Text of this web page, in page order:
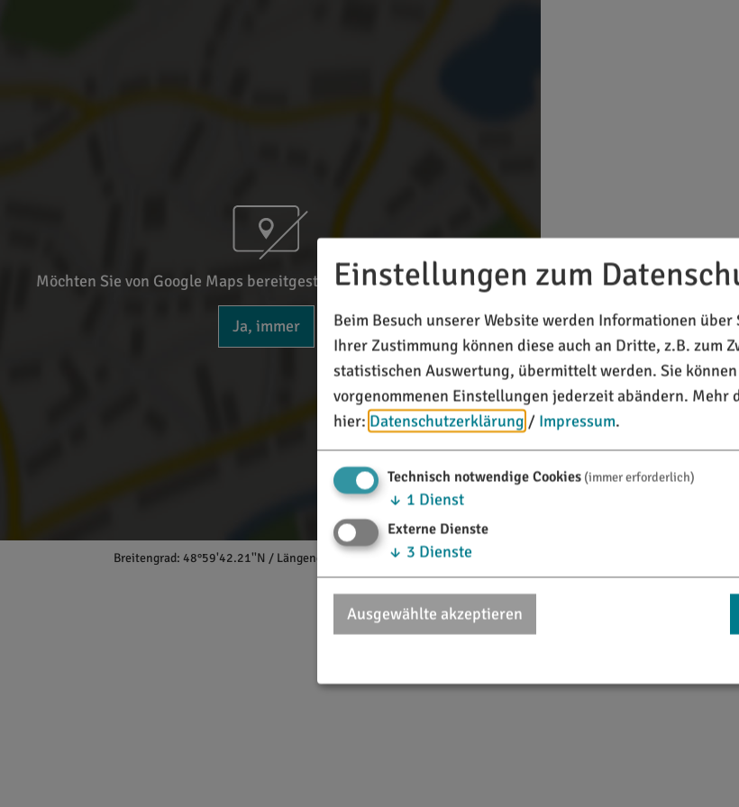
Möchten Sie von Google Maps bereitgestellte externe Inhalte laden?
Ja, immer
Breitengrad: 48°59'42.21''N / Längengrad: 11°12'35.74''E
Einstellungen zum
Beim Besuch unserer Website werden Informationen
Ihrer Zustimmung können diese auch an Dritte, z.B. zum
statistischen Auswertung, übermittelt werden. Sie
vorgenommenen Einstellungen jederzeit abändern. Mehr
hier: Datenschutzerklärung / Impressum.
Technisch notwendige Cookies (immer erforderlich)
↓ 1 Dienst
Externe Dienste
↓ 3 Dienste
Ausgewählte akzeptieren